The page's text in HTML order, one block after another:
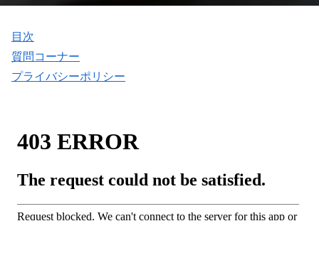
目次
質問コーナー
プライバシーポリシー